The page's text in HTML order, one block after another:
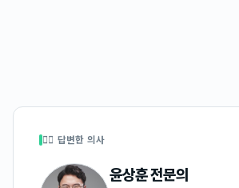
👩‍⚕️ 답변한 의사
윤상훈전문의